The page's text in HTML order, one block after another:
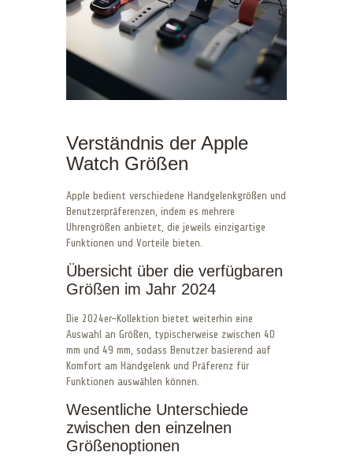
Verständnis der Apple
Watch Größen
Apple bedient verschiedene Handgelenkgrößen und
Benutzerpräferenzen, indem es mehrere
Uhrengrößen anbietet, die jeweils einzigartige
Funktionen und Vorteile bieten.
Übersicht über die verfügbaren
Größen im Jahr 2024
Die 2024er-Kollektion bietet weiterhin eine
Auswahl an Größen, typischerweise zwischen 40
mm und 49 mm, sodass Benutzer basierend auf
Komfort am Handgelenk und Präferenz für
Funktionen auswählen können.
Wesentliche Unterschiede
zwischen den einzelnen
Größenoptionen